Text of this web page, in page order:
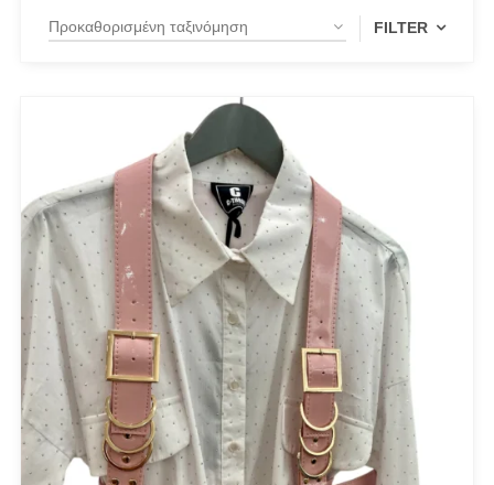
FILTER
PRODUCT CATEGORIES
Actitude Twinset
ANTIDOTE KNITWEAR
ARGALIOS
Art Deco
BUFFALO
C-THROU
CABAIA
CANADIAN CLASSICS
CHIARA FERRAGNI